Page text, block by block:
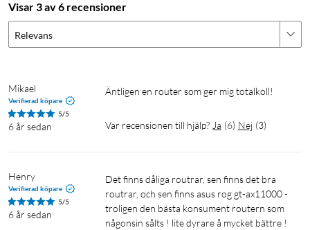
Visar 3 av 6 recensioner
Relevans
Mikael
Verifierad köpare
5/5
6 år sedan
Äntligen en router som ger mig totalkoll!
Var recensionen till hjälp? Ja (6) Nej (3)
Henry
Verifierad köpare
5/5
6 år sedan
det finns dåliga routrar, sen finns det bra
routrar, och sen finns asus rog gt-ax11000 -
troligen den bästa konsument routern som
någonsin sålts ! lite dyrare å mycket bättre !